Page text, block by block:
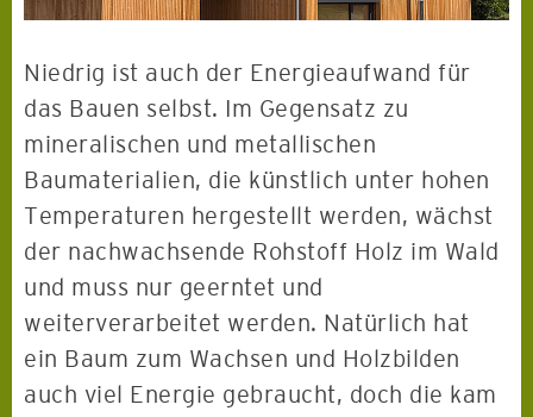
Niedrig ist auch der Energieaufwand für
das Bauen selbst. Im Gegensatz zu
mineralischen und metallischen
Baumaterialien, die künstlich unter hohen
Temperaturen hergestellt werden, wächst
der nachwachsende Rohstoff Holz im Wald
und muss nur geerntet und
weiterverarbeitet werden. Natürlich hat
ein Baum zum Wachsen und Holzbilden
auch viel Energie gebraucht, doch die kam